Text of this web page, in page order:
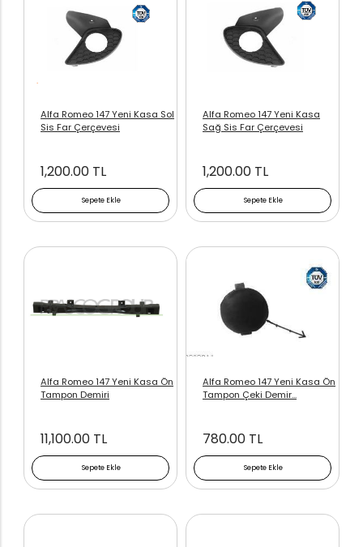
Sepete Ekle
Alfa Romeo 147 Yeni Kasa Sol
Sis Far Çerçevesi
1,200.00 TL
Sepete Ekle
Alfa Romeo 147 Yeni Kasa
Sağ Sis Far Çerçevesi
1,200.00 TL
Sepete Ekle
Alfa Romeo 147 Yeni Kasa Ön
Tampon Demiri
11,100.00 TL
Sepete Ekle
Alfa Romeo 147 Yeni Kasa Ön
Tampon Çeki Demir...
780.00 TL